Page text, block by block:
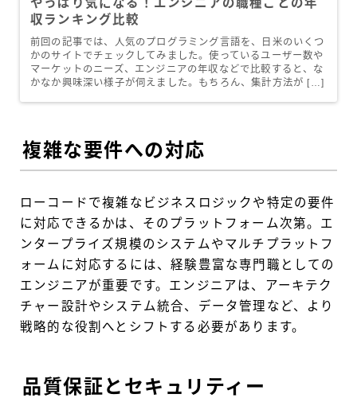
やっぱり気になる！エンジニアの職種ごとの年
収ランキング比較
前回の記事では、人気のプログラミング言語を、日米のいくつ
かのサイトでチェックしてみました。使っているユーザー数や
マーケットのニーズ、エンジニアの年収などで比較すると、な
かなか興味深い様子が伺えました。もちろん、集計方法が […]
複雑な要件への対応
ローコードで複雑なビジネスロジックや特定の要件
に対応できるかは、そのプラットフォーム次第。エ
ンタープライズ規模のシステムやマルチプラットフ
ォームに対応するには、経験豊富な専門職としての
エンジニアが重要です。エンジニアは、アーキテク
チャー設計やシステム統合、データ管理など、より
戦略的な役割へとシフトする必要があります。
品質保証とセキュリティー